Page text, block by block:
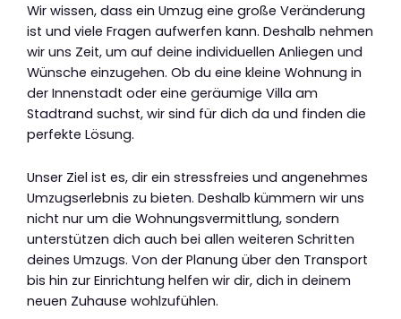
Wir wissen, dass ein Umzug eine große Veränderung
ist und viele Fragen aufwerfen kann. Deshalb nehmen
wir uns Zeit, um auf deine individuellen Anliegen und
Wünsche einzugehen. Ob du eine kleine Wohnung in
der Innenstadt oder eine geräumige Villa am
Stadtrand suchst, wir sind für dich da und finden die
perfekte Lösung.
Unser Ziel ist es, dir ein stressfreies und angenehmes
Umzugserlebnis zu bieten. Deshalb kümmern wir uns
nicht nur um die Wohnungsvermittlung, sondern
unterstützen dich auch bei allen weiteren Schritten
deines Umzugs. Von der Planung über den Transport
bis hin zur Einrichtung helfen wir dir, dich in deinem
neuen Zuhause wohlzufühlen.